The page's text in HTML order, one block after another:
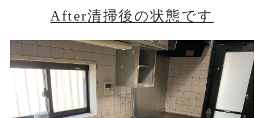
After清掃後の状態です